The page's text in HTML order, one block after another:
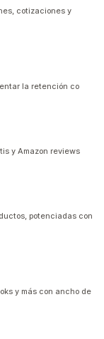
cotizaciones y
la retención co
y Amazon reviews
potenciadas con
y más con ancho de